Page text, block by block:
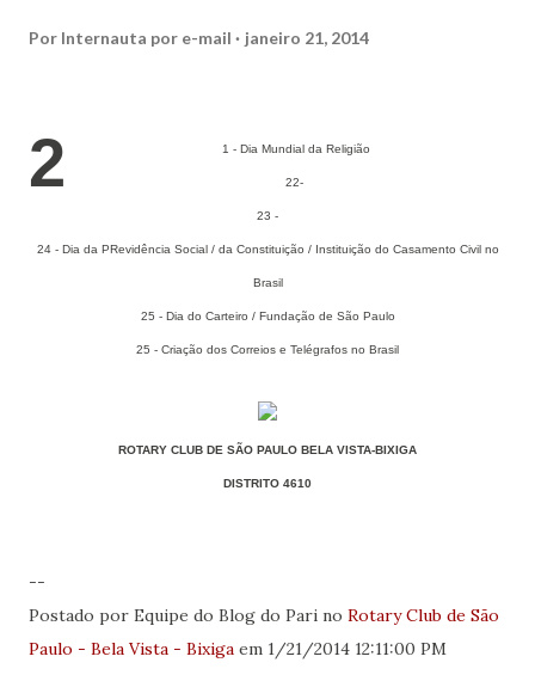
Por Internauta por e-mail janeiro 21, 2014
2 1 - Dia Mundial da Religião
22-
23 -
24 - Dia da PRevidência Social / da Constituição / Instituição do Casamento Civil no
Brasil
25 - Dia do Carteiro / Fundação de São Paulo
25 - Criação dos Correios e Telégrafos no Brasil
ROTARY CLUB DE SÃO PAULO BELA VISTA-BIXIGA
DISTRITO 4610
--
Postado por Equipe do Blog do Pari no Rotary Club de São
Paulo - Bela Vista - Bixiga em 1/21/2014 12:11:00 PM